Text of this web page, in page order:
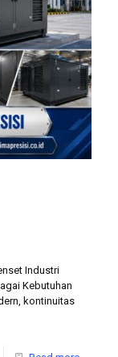
Industri
Kebutuhan
kontinuitas